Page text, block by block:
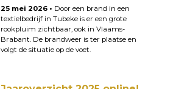
25 mei 2026 • Door een brand in een
textielbedrijf in Tubeke is er een grote
rookpluim zichtbaar, ook in Vlaams-
Brabant. De brandweer is ter plaatse en
volgt de situatie op de voet.